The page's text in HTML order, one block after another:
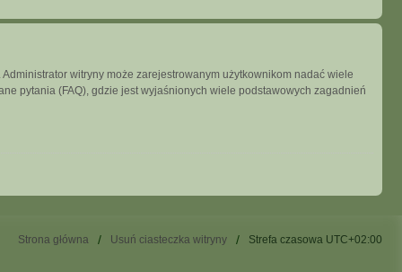
witryny może zarejestrowanym użytkownikom nadać wiele
pytania (FAQ), gdzie jest wyjaśnionych wiele podstawowych zagadnień
Strona główna Usuń ciasteczka witryny Strefa czasowa UTC+02:00